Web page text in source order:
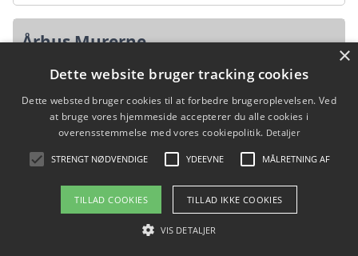
Århus Murerne
Ringkøbingvej 16, 6800 Varde
Ansatte:
Virksomhedsform:
Enkeltmandsvirksomhed
×
Dette website bruger tracking cookies
Dette websted bruger cookies til at forbedre brugeroplevelsen. Ved
at bruge vores hjemmeside accepterer du alle cookies i
overensstemmelse med vores cookiepolitik. Detaljer
STRENGT NØDVENDIGE YDEEVNE MÅLRETNING AF
TILLAD COOKIES TILLAD IKKE COOKIES
VIS DETALJER